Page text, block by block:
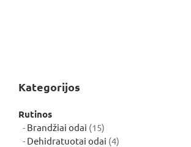
Kategorijos
Rutinos
Brandžiai odai 1515
produktų
Dehidratuotai odai 44